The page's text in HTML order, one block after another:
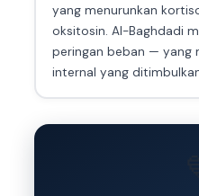
yang menurunkan
oksitosin. Al-Baghdadi
peringan beban — yang
internal yang